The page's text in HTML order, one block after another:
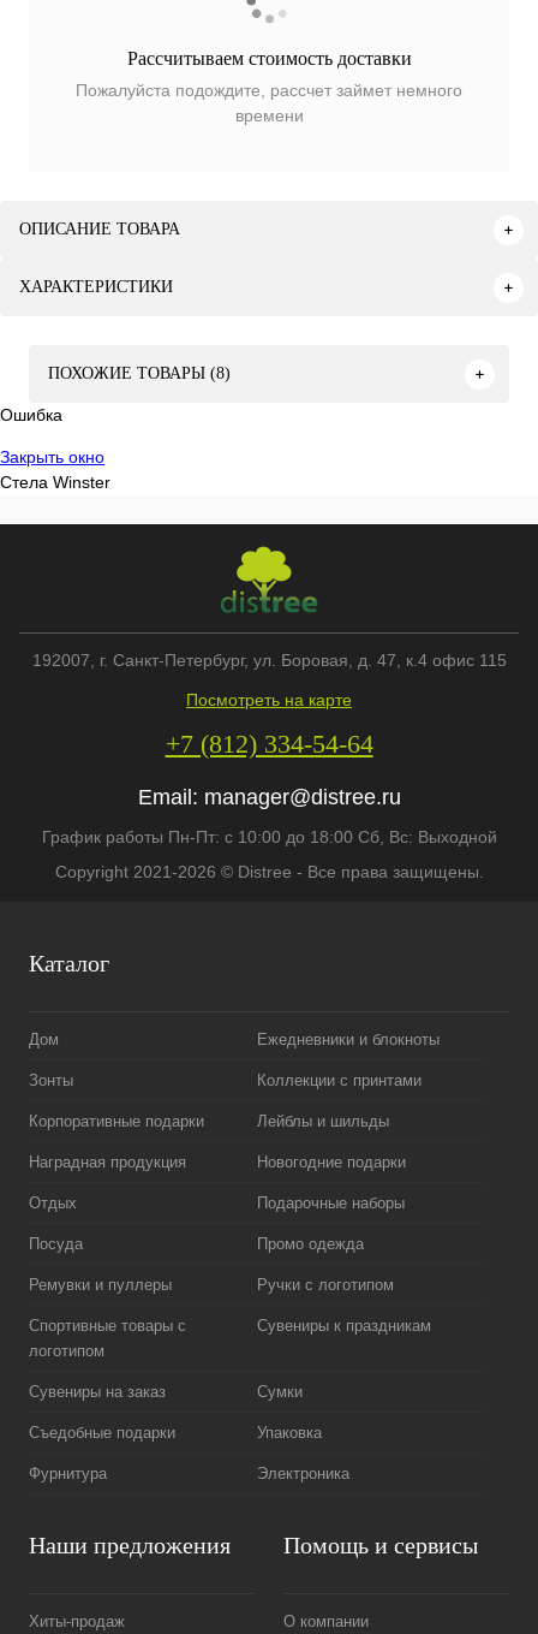
Рассчитываем стоимость доставки
Пожалуйста подождите, рассчет займет немного
времени
ОПИСАНИЕ ТОВАРА
ХАРАКТЕРИСТИКИ
ПОХОЖИЕ ТОВАРЫ (8)
Ошибка
Закрыть окно
Стела Winster
Каталог
Дом Ежедневники и блокноты
Зонты Коллекции с принтами
Корпоративные подарки Лейблы и шильды
Наградная продукция Новогодние подарки
Отдых Подарочные наборы
Посуда Промо одежда
Ремувки и пуллеры Ручки с логотипом
Спортивные товары с
логотипом
Сувениры к праздникам
Сувениры на заказ Сумки
Съедобные подарки Упаковка
Фурнитура Электроника
Наши предложения
Хиты-продаж
Помощь и сервисы
О компании
192007 , г. Санкт-Петербург, ул. Боровая, д. 47, к.4 офис 115
Посмотреть на карте
+7 (812) 334-54-64
Email: manager@distree.ru
График работы Пн-Пт: с 10:00 до 18:00 Сб, Вс: Выходной
Copyright 2021-2026 © Distree - Все права защищены.